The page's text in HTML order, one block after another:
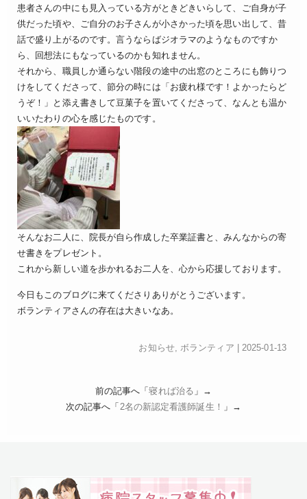
患者さんの中にも見入っている方がときどきいらして、ご自身が子
供だった頃や、ご自分のお子さんが小さかった頃を思い出して、昔
話で盛り上がるのです。言うならばジオラマのようなものですか
ら、回想法にもなっているのかも知れません。
それから、職員しか通らない階段の途中の出窓のところにも飾りつ
けをしてくださって、節分の時には「お疲れ様です！よかったらど
うぞ！」と添え書きして豆菓子を置いてくださって、なんとも温か
いいたわりの心を感じたものです。
そんなお二人に、院長が自ら作成した卒業証書と、みんなからの寄
せ書きをプレゼント。
これから新しい道を歩かれるお二人を、心から応援しております。
今日もこのブログに来てくださりありがとうございます。
ボランティアさんの存在は大きいなあ。
お知らせ, ボランティア | 2025-01-13
前の記事へ「寝れば治る 」→
次の記事へ「 2名の新認定看護師誕生！ 」→